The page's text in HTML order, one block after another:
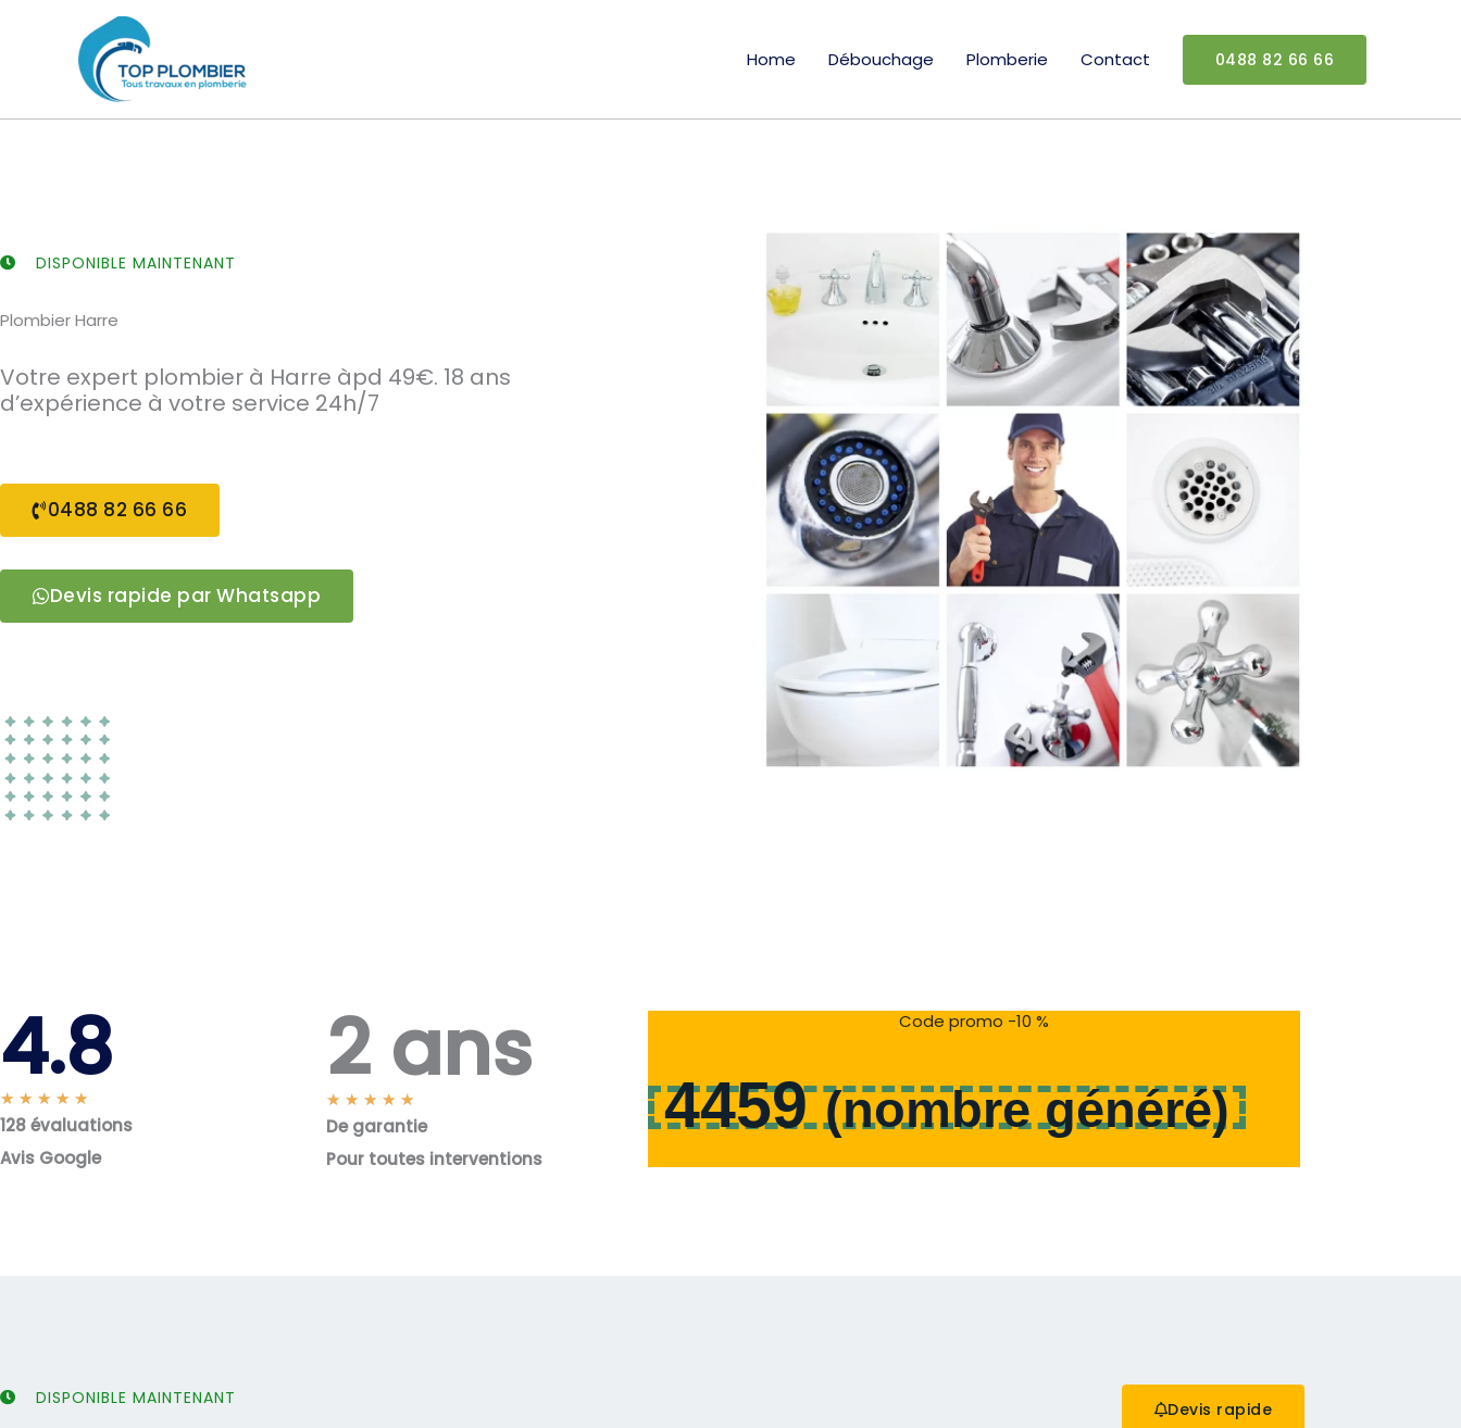
Home Débouchage Plomberie Contact 0488 82 66 66
DISPONIBLE MAINTENANT
Plombier Harre
Votre expert plombier à Harre àpd 49€. 18 ans
d’expérience à votre service 24h/7
0488 82 66 66
Devis rapide par Whatsapp
4.8
★ ★ ★ ★ ★
o
t
128 évaluations
Avis Google
2 ans
★ ★ ★ ★ ★
o
De garantie
Pour toutes interventions
Code promo -10 %
4459(nombre généré)
DISPONIBLE MAINTENANT
Devis rapide